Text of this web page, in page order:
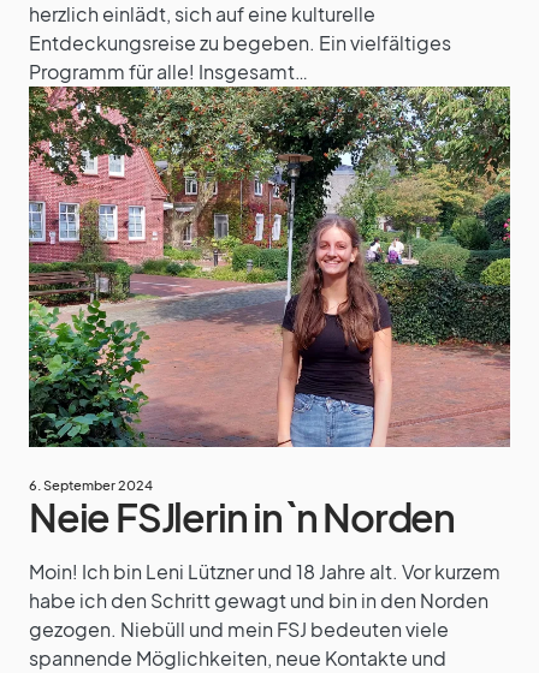
herzlich einlädt, sich auf eine kulturelle
Entdeckungsreise zu begeben. Ein vielfältiges
Programm für alle! Insgesamt…
6. September 2024
Neie FSJlerin in`n Norden
Moin! Ich bin Leni Lützner und 18 Jahre alt. Vor kurzem
habe ich den Schritt gewagt und bin in den Norden
gezogen. Niebüll und mein FSJ bedeuten viele
spannende Möglichkeiten, neue Kontakte und